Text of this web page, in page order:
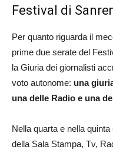
Festival di
Per quanto riguarda il
prime due serate del
la Giuria dei giornalisti
voto autonome: una
una delle Radio e una
Nella quarta e nella
della Sala Stampa, Tv,